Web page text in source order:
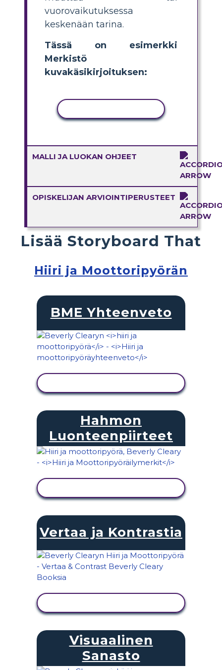
vuorovaikutuksessa
keskenään tarina.
Tässä on esimerkki
Merkistö
kuvakäsikirjoituksen:
MALLI JA LUOKAN OHJEET
OPISKELIJAN ARVIOINTIPERUSTEET
Lisää Storyboard That
Hiiri ja Moottoripyörän
BME Yhteenveto
Hahmon
Luonteenpiirteet
Vertaa ja Kontrastia
Visuaalinen
Sanasto